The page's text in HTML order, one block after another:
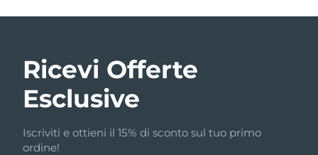
Ricevi Offerte
Esclusive
Iscriviti e ottieni il 15% di sconto sul tuo primo
ordine!